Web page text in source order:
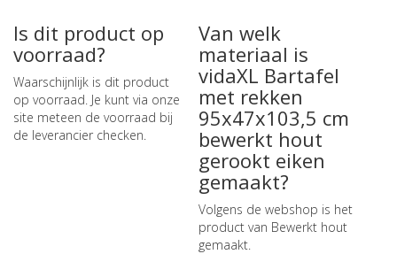
Is dit product op
voorraad?
Waarschijnlijk is dit product
op voorraad. Je kunt via onze
site meteen de voorraad bij
de leverancier checken.
Van welk
materiaal is
vidaXL Bartafel
met rekken
95x47x103,5 cm
bewerkt hout
gerookt eiken
gemaakt?
Volgens de webshop is het
product van Bewerkt hout
gemaakt.